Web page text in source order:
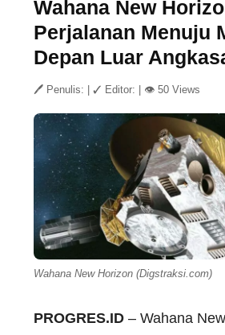
Wahana New
Perjalanan Menuju
Depan Luar
🖊 Penulis: ✓ Editor: 👁 50 Views
Wahana New Horizon (Digstraksi.com)
PROGRES.ID – Wahana